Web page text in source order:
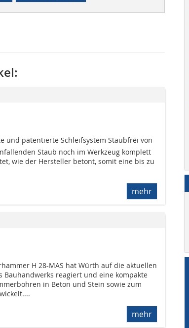
und patentierte Schleifsystem Staubfrei von
Staub noch im Werkzeug komplett
wie der Hersteller betont, somit eine bis zu
mehr
H 28-MAS hat Würth auf die aktuellen
Bauhandwerks reagiert und eine kompakte
in Beton und Stein sowie zum
mehr